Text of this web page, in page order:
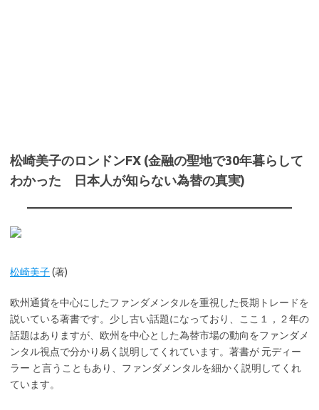
松崎美子のロンドンFX (金融の聖地で30年暮らして
わかった 日本人が知らない為替の真実)
松崎美子(著)
欧州通貨を中心にしたファンダメンタルを重視した長期トレードを
説いている著書です。少し古い話題になっており、ここ１，２年の
話題はありますが、欧州を中心とした為替市場の動向をファンダメ
ンタル視点で分かり易く説明してくれています。著書が 元ディー
ラー と言うこともあり、ファンダメンタルを細かく説明してくれ
ています。